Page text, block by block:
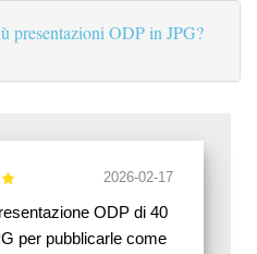
presentazioni ODP in JPG?
2026-02-17
ODP di 40
per pubblicarle come